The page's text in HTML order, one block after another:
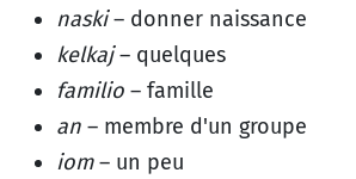
naski– donner naissance
kelkaj– quelques
familio – famille
an – membre d'un groupe
iom– un peu